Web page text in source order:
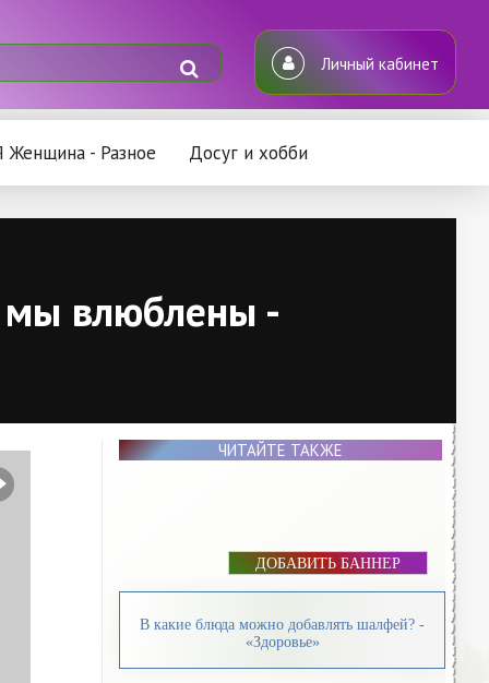
Личный кабинет
Женщина - Разное Досуг и хобби
мы влюблены -
ЧИТАЙТЕ ТАКЖЕ
ДОБАВИТЬ БАННЕР
В какие блюда можно добавлять шалфей? -
«Здоровье»